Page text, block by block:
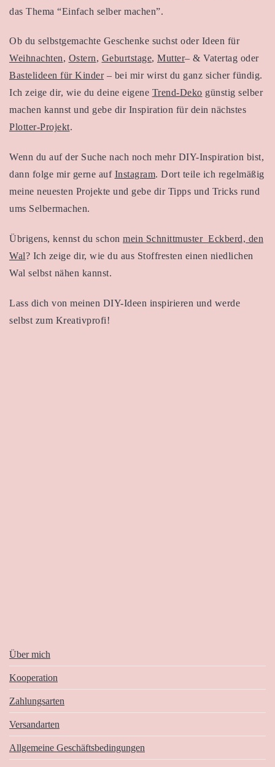
das Thema “Einfach selber machen”.
Ob du selbstgemachte Geschenke suchst oder Ideen für
Weihnachten, Ostern, Geburtstage, Mutter– & Vatertag oder
Bastelideen für Kinder– bei mir wirst du ganz sicher fündig.
Ich zeige dir, wie du deine eigene Trend-Deko günstig selber
machen kannst und gebe dir Inspiration für dein nächstes
Plotter-Projekt.
Wenn du auf der Suche nach noch mehr DIY-Inspiration bist,
dann folge mir gerne auf Instagram. Dort teile ich regelmäßig
meine neuesten Projekte und gebe dir Tipps und Tricks rund
ums Selbermachen.
Übrigens, kennst du schon mein Schnittmuster Eckberd, den
Wal? Ich zeige dir, wie du aus Stoffresten einen niedlichen
Wal selbst nähen kannst.
Lass dich von meinen DIY-Ideen inspirieren und werde
selbst zum Kreativprofi!
Über mich
Kooperation
Zahlungsarten
Versandarten
Allgemeine Geschäftsbedingungen